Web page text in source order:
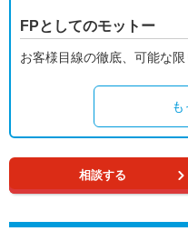
FPとしてのモットー
お客様目線の徹底、可能な
も
相談する